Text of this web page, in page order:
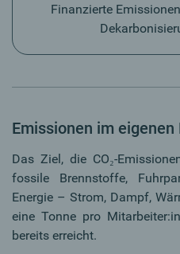
Finanzierte
Emissionen im eigenen
Das Ziel, die CO₂-
fossile Brennstoffe,
Energie – Strom, Dampf,
eine Tonne pro
bereits erreicht.